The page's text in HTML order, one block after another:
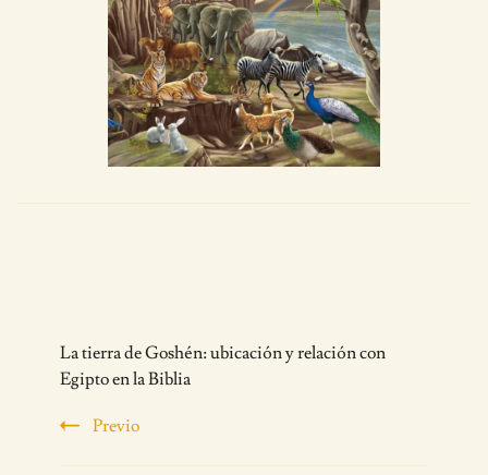
Navigation
La tierra de Goshén: ubicación y relación con
Egipto en la Biblia
Previo